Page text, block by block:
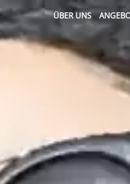
ÜBER UNS